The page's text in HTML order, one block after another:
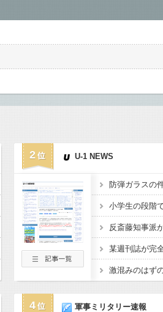
2 U-1 NEWS
4 軍事ミリタリー速報